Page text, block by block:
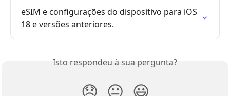
eSIM e configurações do dispositivo para iOS
18 e versões anteriores.
Isto respondeu à sua pergunta?
😞 😐 😃